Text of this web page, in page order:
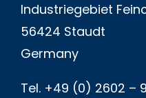
Industriegebiet
56424 Staudt
Germany
Tel. +49 (0) 2602 –